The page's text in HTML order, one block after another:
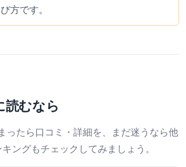
方です。
読むなら
ったら口コミ・詳細を、まだ迷うなら他
ングもチェックしてみましょう。